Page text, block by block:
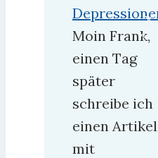
Wer
Moin Frank,
einen Tag
später
schreibe ich
einen Artikel
mit